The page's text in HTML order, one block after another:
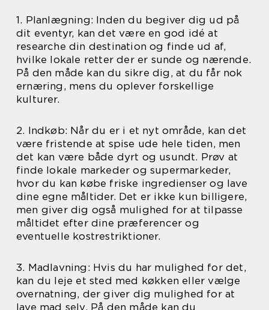
1. Planlægning: Inden du begiver dig ud på
dit eventyr, kan det være en god idé at
researche din destination og finde ud af,
hvilke lokale retter der er sunde og nærende.
På den måde kan du sikre dig, at du får nok
ernæring, mens du oplever forskellige
kulturer.
2. Indkøb: Når du er i et nyt område, kan det
være fristende at spise ude hele tiden, men
det kan være både dyrt og usundt. Prøv at
finde lokale markeder og supermarkeder,
hvor du kan købe friske ingredienser og lave
dine egne måltider. Det er ikke kun billigere,
men giver dig også mulighed for at tilpasse
måltidet efter dine præferencer og
eventuelle kostrestriktioner.
3. Madlavning: Hvis du har mulighed for det,
kan du leje et sted med køkken eller vælge
overnatning, der giver dig mulighed for at
lave mad selv. På den måde kan du